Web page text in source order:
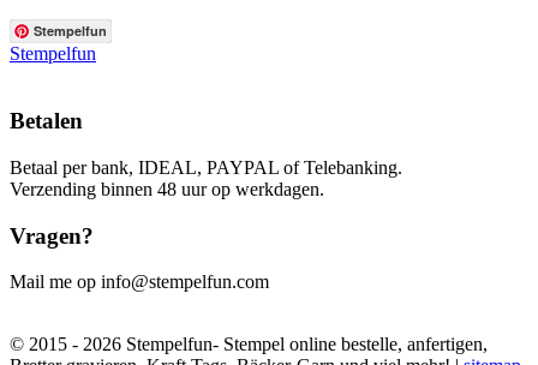
Stempelfun
Stempelfun
Betalen
Betaal per bank, IDEAL, PAYPAL of Telebanking.
Verzending binnen 48 uur op werkdagen.
Vragen?
Mail me op info@stempelfun.com
© 2015 - 2026 Stempelfun- Stempel online bestelle, anfertigen,